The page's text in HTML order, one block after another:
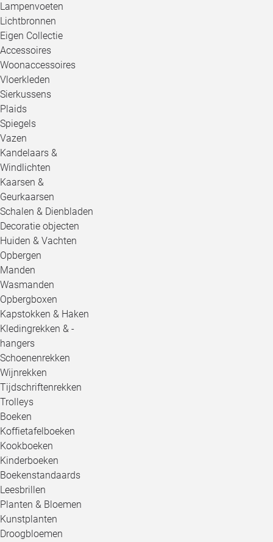
Lampenvoeten
Lichtbronnen
Eigen Collectie
Accessoires
Woonaccessoires
Vloerkleden
Sierkussens
Plaids
Spiegels
Vazen
Kandelaars &
Windlichten
Kaarsen &
Geurkaarsen
Schalen & Dienbladen
Decoratie objecten
Huiden & Vachten
Opbergen
Manden
Wasmanden
Opbergboxen
Kapstokken & Haken
Kledingrekken & -
hangers
Schoenenrekken
Wijnrekken
Tijdschriftenrekken
Trolleys
Boeken
Koffietafelboeken
Kookboeken
Kinderboeken
Boekenstandaards
Leesbrillen
Planten & Bloemen
Kunstplanten
Droogbloemen